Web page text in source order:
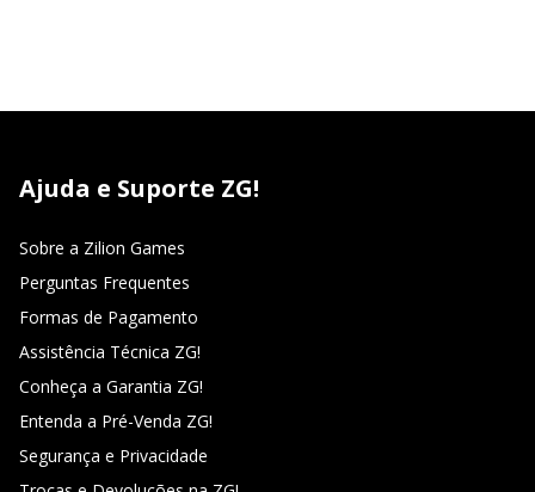
Ajuda e Suporte ZG!
Sobre a Zilion Games
Perguntas Frequentes
Formas de Pagamento
Assistência Técnica ZG!
Conheça a Garantia ZG!
Entenda a Pré-Venda ZG!
Segurança e Privacidade